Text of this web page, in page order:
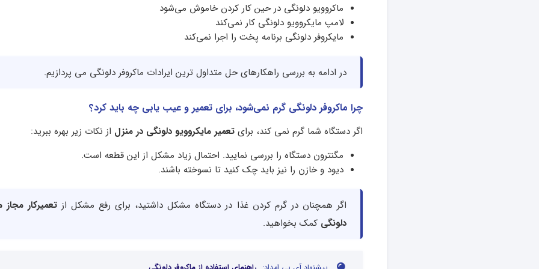
ماکروویو دلونگی در حین کار کردن خاموش می‌شود
لامپ مایکروویو دلونگی کار نمی‌کند
مایکروفر دلونگی برنامه پخت را اجرا نمی‌کند
در ادامه به بررسی راهکارهای حل متداول ترین ایرادات ماکروفر دلونگی می پردازیم.
چرا ماکروفر دلونگی گرم نمی‌شود، برای تعمیر و عیب یابی چه باید کرد؟
اگر دستگاه شما گرم نمی کند، برایتعمیر مایکروویو دلونگی در منزل از نکات زیر بهره ببرید:
مگنترون دستگاه را بررسی نمایید. احتمال زیاد مشکل از این قطعه است.
دیود و خازن را نیز باید چک کنید تا نسوخته باشند.
اگر همچنان در گرم کردن غذا در دستگاه مشکل داشتید، برای رفع مشکل از تعمیرکار مجاز
دلونگی کمک بخواهید.